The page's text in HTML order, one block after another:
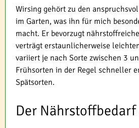
Wirsing gehört zu den
im Garten, was ihn für mich
macht. Er bevorzugt
verträgt erstaunlicherweise
variiert je nach Sorte zwischen 3
Frühsorten in der Regel schneller
Spätsorten.
Der Nährstoffbedarf